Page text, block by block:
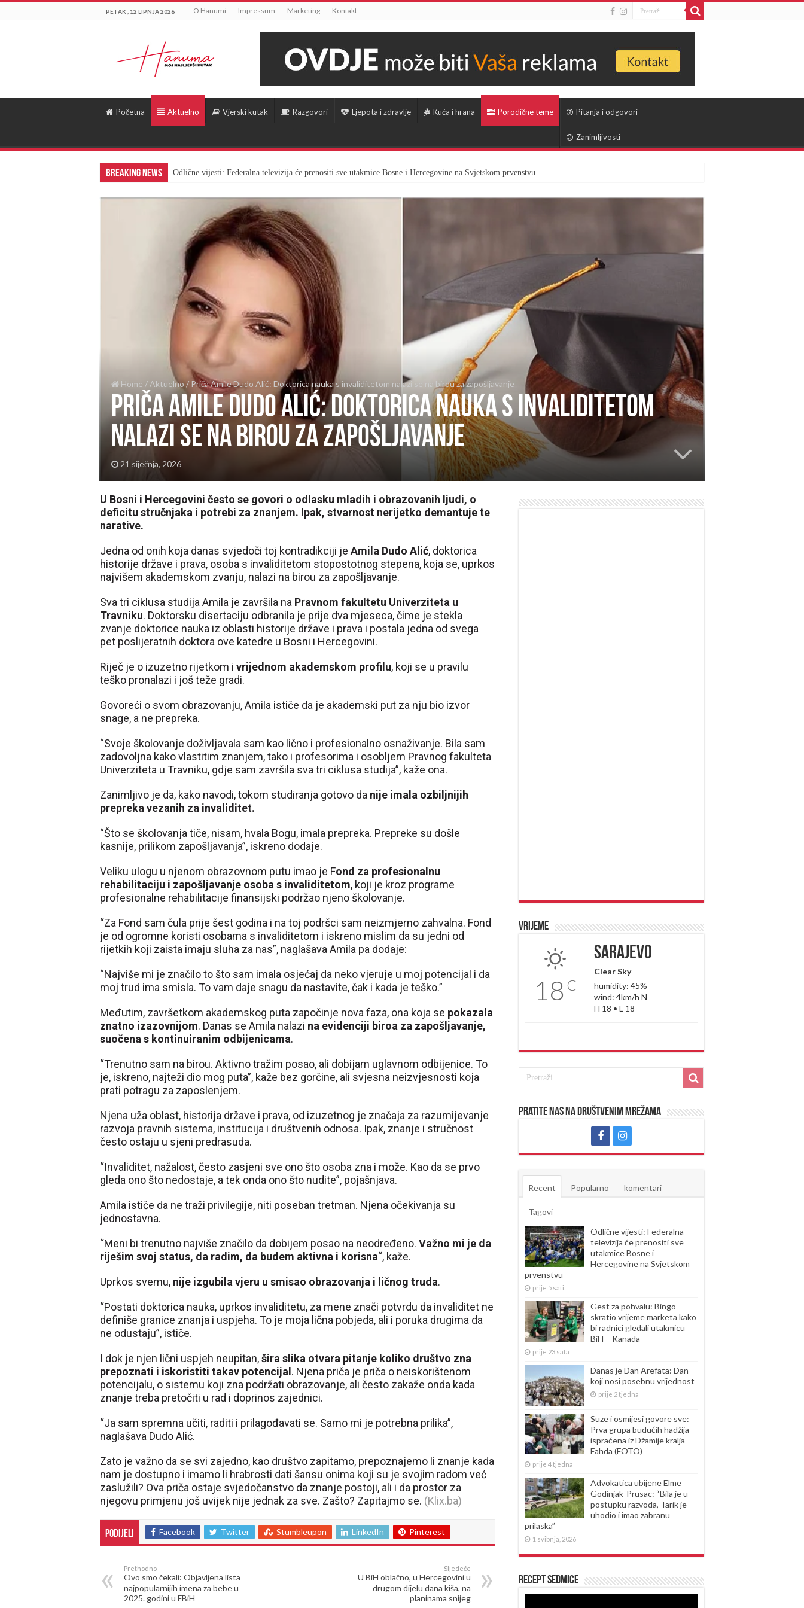
PETAK , 12 LIPNJA 2026 O Hanumi Impressum Marketing Kontakt
Početna Aktuelno Vjerski kutak Razgovori Ljepota i zdravlje Kuća i hrana Porodične teme Pitanja i odgovori
Zanimljivosti
Breaking News Odlične vijesti: Federalna televizija će prenositi sve utakmice Bosne i Hercegovine na Svjetskom prvenstvu
Home / Aktuelno/ Priča Amile Dudo Alić: Doktorica nauka s invaliditetom nalazi se na birou za zapošljavanje
Priča Amile Dudo Alić: Doktorica nauka s invaliditetom
nalazi se na birou za zapošljavanje
21 siječnja, 2026
U Bosni i Hercegovini često se govori o odlasku mladih i obrazovanih ljudi, o
deficitu stručnjaka i potrebi za znanjem. Ipak, stvarnost nerijetko demantuje te
narative.
Jedna od onih koja danas svjedoči toj kontradikciji je Amila Dudo Alić, doktorica
historije države i prava, osoba s invaliditetom stopostotnog stepena, koja se, uprkos
najvišem akademskom zvanju, nalazi na birou za zapošljavanje.
Sva tri ciklusa studija Amila je završila na Pravnom fakultetu Univerziteta u
Travniku. Doktorsku disertaciju odbranila je prije dva mjeseca, čime je stekla
zvanje doktorice nauka iz oblasti historije države i prava i postala jedna od svega
pet poslijeratnih doktora ove katedre u Bosni i Hercegovini.
Riječ je o izuzetno rijetkom i vrijednom akademskom profilu, koji se u pravilu
teško pronalazi i još teže gradi.
Govoreći o svom obrazovanju, Amila ističe da je akademski put za nju bio izvor
snage, a ne prepreka.
“Svoje školovanje doživljavala sam kao lično i profesionalno osnaživanje. Bila sam
zadovoljna kako vlastitim znanjem, tako i profesorima i osobljem Pravnog fakulteta
Univerziteta u Travniku, gdje sam završila sva tri ciklusa studija”, kaže ona.
Zanimljivo je da, kako navodi, tokom studiranja gotovo da nije imala ozbiljnijih
prepreka vezanih za invaliditet.
“Što se školovanja tiče, nisam, hvala Bogu, imala prepreka. Prepreke su došle
kasnije, prilikom zapošljavanja”, iskreno dodaje.
Veliku ulogu u njenom obrazovnom putu imao je Fond za profesionalnu
rehabilitaciju i zapošljavanje osoba s invaliditetom, koji je kroz programe
profesionalne rehabilitacije finansijski podržao njeno školovanje.
“Za Fond sam čula prije šest godina i na toj podršci sam neizmjerno zahvalna. Fond
je od ogromne koristi osobama s invaliditetom i iskreno mislim da su jedni od
rijetkih koji zaista imaju sluha za nas”, naglašava Amila pa dodaje:
“Najviše mi je značilo to što sam imala osjećaj da neko vjeruje u moj potencijal i da
moj trud ima smisla. To vam daje snagu da nastavite, čak i kada je teško.”
Međutim, završetkom akademskog puta započinje nova faza, ona koja se pokazala
znatno izazovnijom. Danas se Amila nalazi na evidenciji biroa za zapošljavanje,
suočena s kontinuiranim odbijenicama.
“Trenutno sam na birou. Aktivno tražim posao, ali dobijam uglavnom odbijenice. To
je, iskreno, najteži dio mog puta”, kaže bez gorčine, ali svjesna neizvjesnosti koja
prati potragu za zaposlenjem.
Njena uža oblast, historija države i prava, od izuzetnog je značaja za razumijevanje
razvoja pravnih sistema, institucija i društvenih odnosa. Ipak, znanje i stručnost
često ostaju u sjeni predrasuda.
“Invaliditet, nažalost, često zasjeni sve ono što osoba zna i može. Kao da se prvo
gleda ono što nedostaje, a tek onda ono što nudite”, pojašnjava.
Amila ističe da ne traži privilegije, niti poseban tretman. Njena očekivanja su
jednostavna.
“Meni bi trenutno najviše značilo da dobijem posao na neodređeno. Važno mi je da
riješim svoj status, da radim, da budem aktivna i korisna“, kaže.
Uprkos svemu, nije izgubila vjeru u smisao obrazovanja i ličnog truda.
“Postati doktorica nauka, uprkos invaliditetu, za mene znači potvrdu da invaliditet ne
definiše granice znanja i uspjeha. To je moja lična pobjeda, ali i poruka drugima da
ne odustaju”, ističe.
I dok je njen lični uspjeh neupitan,šira slika otvara pitanje koliko društvo zna
prepoznati i iskoristiti takav potencijal . Njena priča je priča o neiskorištenom
potencijalu, o sistemu koji zna podržati obrazovanje, ali često zakaže onda kada
znanje treba pretočiti u rad i doprinos zajednici.
“Ja sam spremna učiti, raditi i prilagođavati se. Samo mi je potrebna prilika”,
naglašava Dudo Alić.
Zato je važno da se svi zajedno, kao društvo zapitamo, prepoznajemo li znanje kada
nam je dostupno i imamo li hrabrosti dati šansu onima koji su je svojim radom već
zaslužili? Ova priča ostaje svjedočanstvo da znanje postoji, ali i da prostor za
njegovu primjenu još uvijek nije jednak za sve. Zašto? Zapitajmo se. (Klix.ba)
Podijeli Facebook Twitter Stumbleupon LinkedIn Pinterest
Prethodno
Ovo smo čekali: Objavljena lista
najpopularnijih imena za bebe u
2025. godini u FBiH
Sljedeće
U BiH oblačno, u Hercegovini u
drugom dijelu dana kiša, na
planinama snijeg
Vrijeme
18 C
Sarajevo
Clear Sky
humidity: 45%
wind: 4km/h N
H 18 • L 18
Pratite nas na društvenim mrežama
Recent Popularno komentari
Tagovi
Odlične vijesti: Federalna
televizija će prenositi sve
utakmice Bosne i
Hercegovine na Svjetskom
prvenstvu
prije 5 sati
Gest za pohvalu: Bingo
skratio vrijeme marketa kako
bi radnici gledali utakmicu
BiH – Kanada
prije 23 sata
Danas je Dan Arefata: Dan
koji nosi posebnu vrijednost
prije 2 tjedna
Suze i osmijesi govore sve:
Prva grupa budućih hadžija
ispraćena iz Džamije kralja
Fahda (FOTO)
prije 4 tjedna
Advokatica ubijene Elme
Godinjak-Prusac: “Bila je u
postupku razvoda, Tarik je
uhodio i imao zabranu
prilaska”
1 svibnja, 2026
Recept sedmice